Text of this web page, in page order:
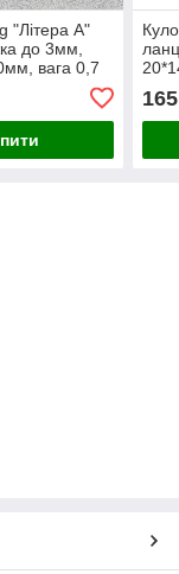
"Літера А"
до 3мм,
вага 0,7
165